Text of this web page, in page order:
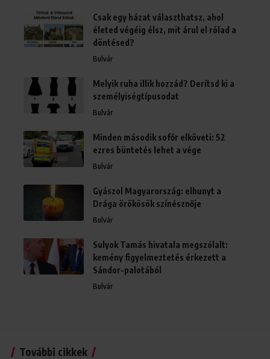
Csak egy házat választhatsz, ahol
életed végéig élsz, mit árul el rólad a
döntésed?
Bulvár
Melyik ruha illik hozzád? Derítsd ki a
személyiségtípusodat
Bulvár
Minden második sofőr elköveti: 52
ezres büntetés lehet a vége
Bulvár
Gyászol Magyarország: elhunyt a
Drága örökösök színésznője
Bulvár
Sulyok Tamás hivatala megszólalt:
kemény figyelmeztetés érkezett a
Sándor-palotából
Bulvár
További cikkek